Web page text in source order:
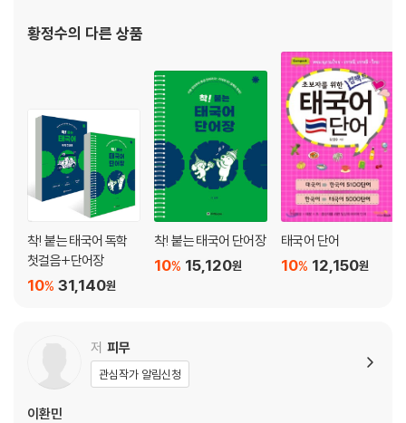
- 필수 어휘
- 어휘 정리
황정수의 다른 상품
착! 붙는 태국어 독학
첫걸음+단어장
31,140원
10%
착! 붙는 태국어 단어장
15,120원
10%
태국어 단어
12,150원
10%
저 피무
관심작가 알림신청
이환민